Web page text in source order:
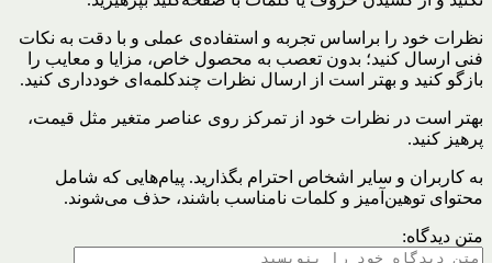
نظرات خود را براساس تجربه و استفاده‌ی عملی و با دقت به نکات
فنی ارسال کنید؛ بدون تعصب به محصول خاص، مزایا و معایب را
بازگو کنید و بهتر است از ارسال نظرات چندکلمه‌‌ای خودداری کنید.
بهتر است در نظرات خود از تمرکز روی عناصر متغیر مثل قیمت،
پرهیز کنید.
به کاربران و سایر اشخاص احترام بگذارید. پیام‌هایی که شامل
محتوای توهین‌آمیز و کلمات نامناسب باشند، حذف می‌شوند.
متن دیدگاه: